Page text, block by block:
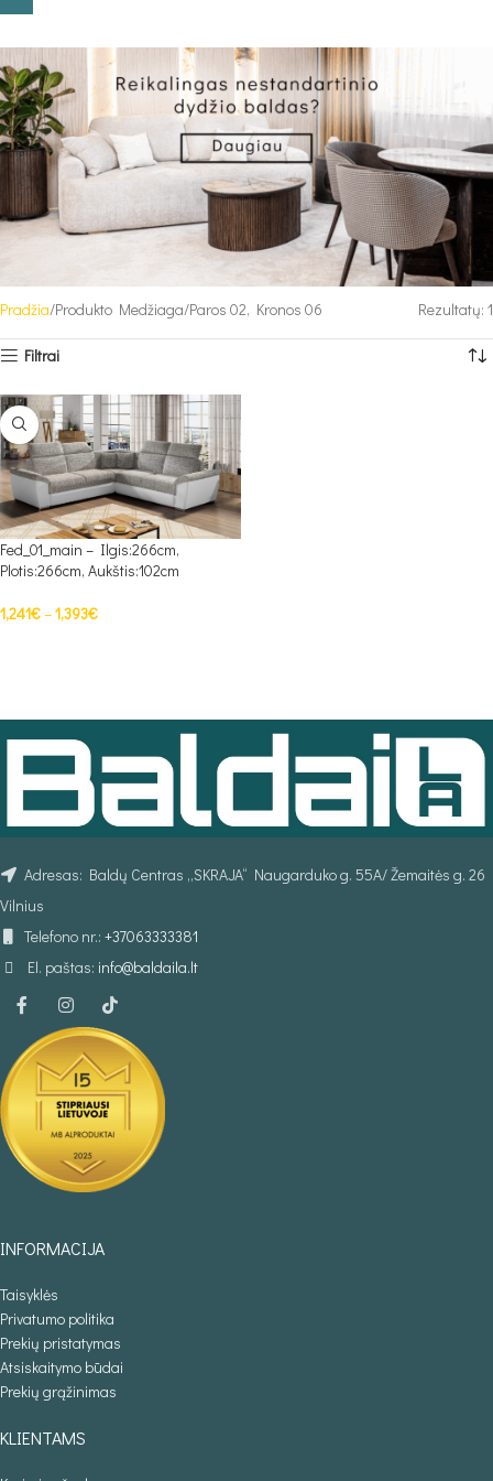
Pradžia Produkto Medžiaga Paros 02, Kronos 06 Rezultatų: 1
Filtrai
Fed_01_main – Ilgis:266cm,
Plotis:266cm, Aukštis:102cm
1,241€–1,393€
Adresas: Baldų Centras „SKRAJA“ Naugarduko g. 55A/ Žemaitės g. 26
Vilnius
Telefono nr.: +37063333381
El. paštas: info@baldaila.lt
INFORMACIJA
Taisyklės
Privatumo politika
Prekių pristatymas
Atsiskaitymo būdai
Prekių grąžinimas
KLIENTAMS